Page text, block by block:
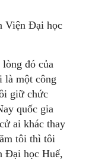
Viện Đại học
đó của
là một công
giữ chức
quốc gia
ai khác thay
tôi thì tôi
Đại học Huế,